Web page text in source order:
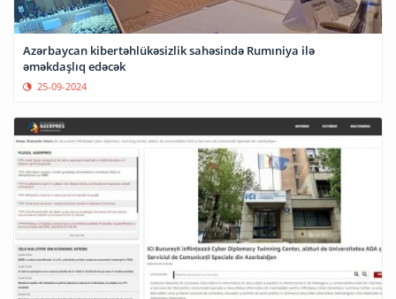
Azərbaycan kibertəhlükəsizlik sahəsində Rumıniya ilə
əməkdaşlıq edəcək
25-09-2024